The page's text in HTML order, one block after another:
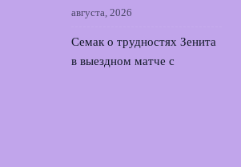
августа, 2026
Семак о трудностях Зенита
в выездном матче с